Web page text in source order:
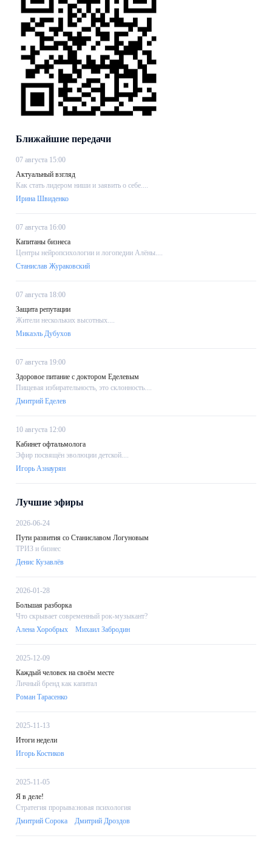
Ближайшие передачи
07 августа 15:00
Актуальный взгляд
Как стать лидером ниши и заявить о себе....
Ирина Швиденко
07 августа 16:00
Капитаны бизнеса
Центры нейропсихологии и логопедии Алёны....
Станислав Жураковский
07 августа 18:00
Защита репутации
Жители нескольких высотных....
Микаэль Дубухов
07 августа 19:00
Здоровое питание с доктором Еделевым
Пищевая избирательность, это склонность....
Дмитрий Еделев
10 августа 12:00
Кабинет офтальмолога
Эфир посвящён эволюции детской....
Игорь Азнаурян
Лучшие эфиры
2026-06-24
Пути развития со Станиславом Логуновым
ТРИЗ и бизнес
Денис Кузавлёв
2026-01-28
Большая разборка
Что скрывает современный рок-музыкант?
Алена Хоробрых
Михаил Забродин
2025-12-09
Каждый человек на своём месте
Личный бренд как капитал
Роман Тарасенко
2025-11-13
Итоги недели
Игорь Костиков
2025-11-05
Я в деле!
Стратегия прорыва:новая психология
Дмитрий Сорока
Дмитрий Дроздов